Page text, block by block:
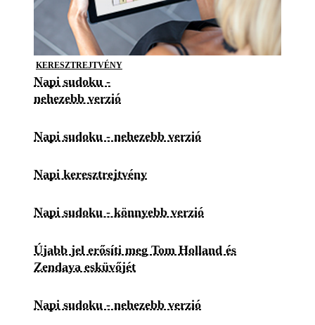
KERESZTREJTVÉNY
Napi sudoku -
nehezebb verzió
Napi sudoku - nehezebb verzió
Napi keresztrejtvény
Napi sudoku - könnyebb verzió
Újabb jel erősíti meg Tom Holland és
Zendaya esküvőjét
Napi sudoku - nehezebb verzió